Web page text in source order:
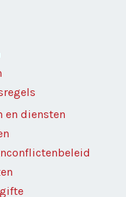
en diensten